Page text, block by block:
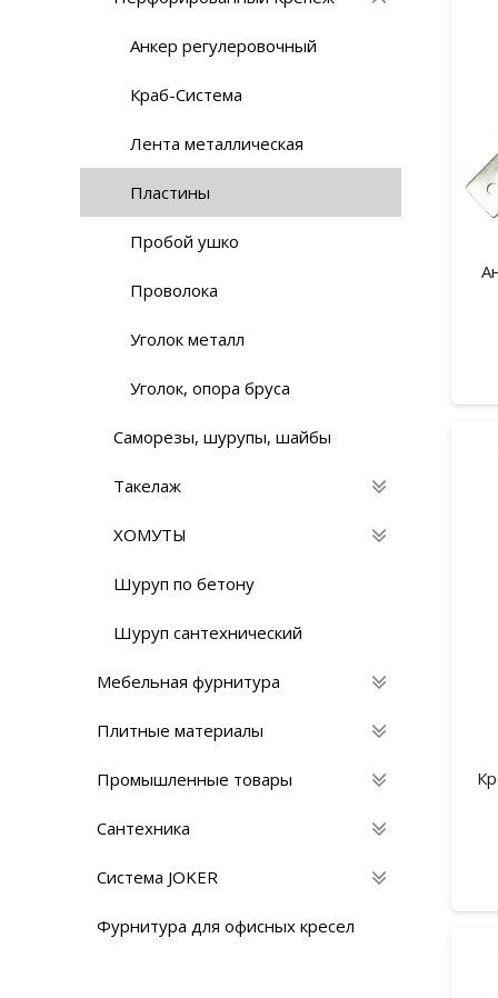
Анкер регулеровочный
Краб-Система
Лента металлическая
Пластины
Пробой ушко
Проволока
Уголок металл
Уголок, опора бруса
Саморезы, шурупы, шайбы
Такелаж
ХОМУТЫ
Шуруп по бетону
Шуруп сантехнический
Мебельная фурнитура
Плитные материалы
Промышленные товары
Сантехника
Система JOKER
Фурнитура для офисных кресел